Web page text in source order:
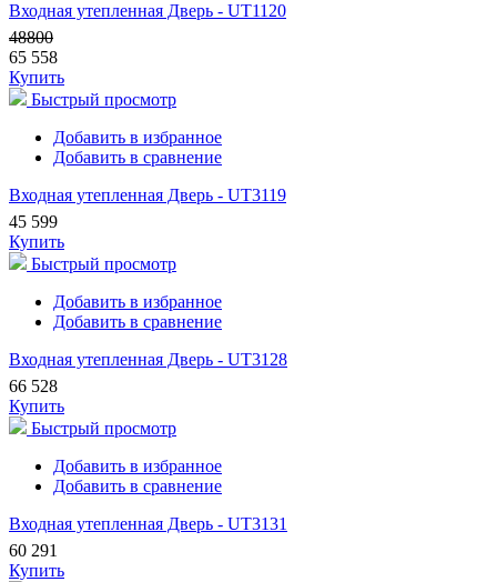
Входная утепленная Дверь - UT1120
48800
65 558
Купить
Быстрый просмотр
Добавить в избранное
Добавить в сравнение
Входная утепленная Дверь - UT3119
45 599
Купить
Быстрый просмотр
Добавить в избранное
Добавить в сравнение
Входная утепленная Дверь - UT3128
66 528
Купить
Быстрый просмотр
Добавить в избранное
Добавить в сравнение
Входная утепленная Дверь - UT3131
60 291
Купить